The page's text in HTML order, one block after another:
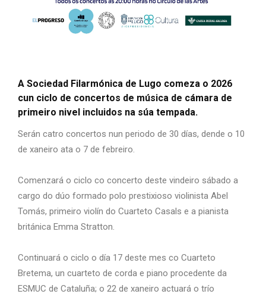
A Sociedad Filarmónica de Lugo comeza o 2026
cun ciclo de concertos de música de cámara de
primeiro nivel incluidos na súa tempada.
Serán catro concertos nun periodo de 30 días, dende o 10
de xaneiro ata o 7 de febreiro.
Comenzará o ciclo co concerto deste vindeiro sábado a
cargo do dúo formado polo prestixioso violinista Abel
Tomás, primeiro violín do Cuarteto Casals e a pianista
británica Emma Stratton.
Continuará o ciclo o día 17 deste mes co Cuarteto
Bretema, un cuarteto de corda e piano procedente da
ESMUC de Cataluña; o 22 de xaneiro actuará o trío